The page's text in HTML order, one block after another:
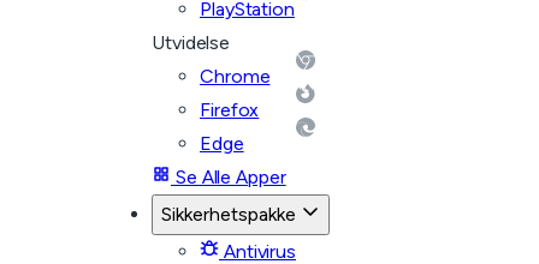
PlayStation
Utvidelse
Chrome
Firefox
Edge
Se Alle Apper
Sikkerhetspakke
Antivirus